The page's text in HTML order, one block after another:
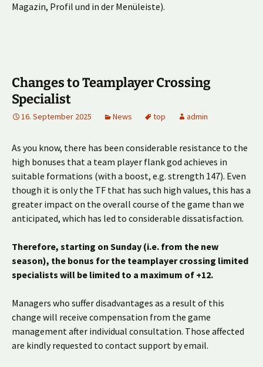
Magazin, Profil und in der Menüleiste).
Changes to Teamplayer Crossing
Specialist
16. September 2025 News top admin
As you know, there has been considerable resistance to the
high bonuses that a team player flank god achieves in
suitable formations (with a boost, e.g. strength 147). Even
though it is only the TF that has such high values, this has a
greater impact on the overall course of the game than we
anticipated, which has led to considerable dissatisfaction.
Therefore, starting on Sunday (i.e. from the new
season), the bonus for the teamplayer crossing limited
specialists will be limited to a maximum of +12.
Managers who suffer disadvantages as a result of this
change will receive compensation from the game
management after individual consultation. Those affected
are kindly requested to contact support by email.